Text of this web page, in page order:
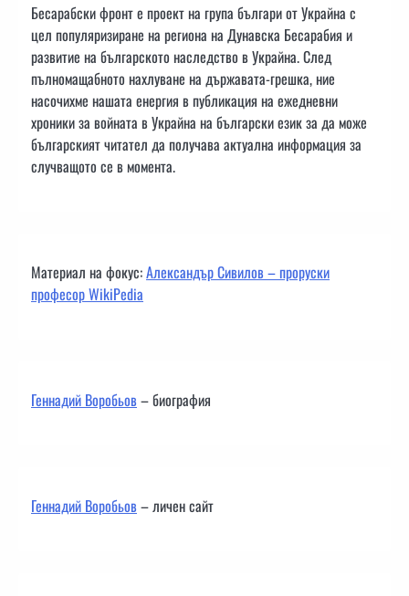
Бесарабски фронт е проект на група българи от Украйна с
цел популяризиране на региона на Дунавска Бесарабия и
развитие на българското наследство в Украйна. След
пълномащабното нахлуване на държавата-грешка, ние
насочихме нашата енергия в публикация на ежедневни
хроники за войната в Украйна на български език за да може
българският читател да получава актуална информация за
случващото се в момента.
Материал на фокус:Александър Сивилов – проруски
професор WikiPedia
Геннадий Воробьов– биография
Геннадий Воробьов– личен сайт